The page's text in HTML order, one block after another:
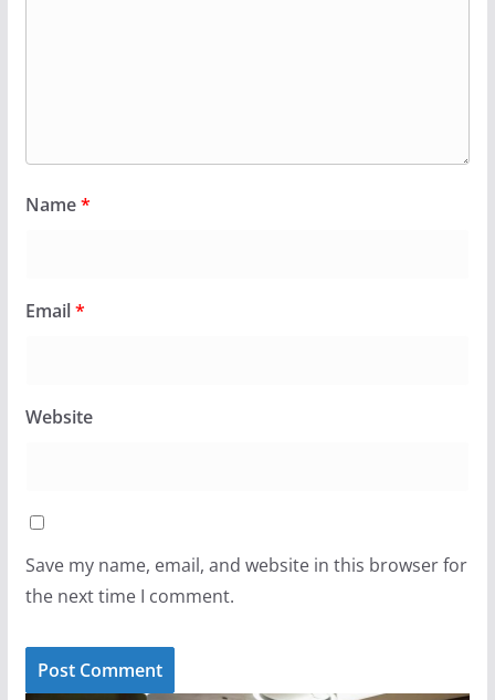
Name*
Email*
Website
Save my name, email, and website in this browser for
the next time I comment.